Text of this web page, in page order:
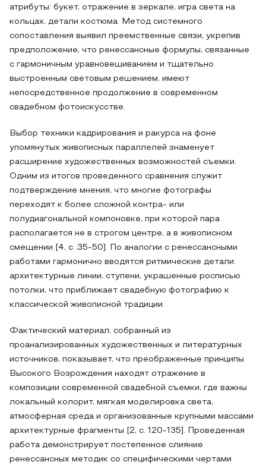
атрибуты: букет, отражение в зеркале, игра света на
кольцах, детали костюма. Метод системного
сопоставления выявил преемственные связи, укрепив
предположение, что ренессансные формулы, связанные
с гармоничным уравновешиванием и тщательно
выстроенным световым решением, имеют
непосредственное продолжение в современном
свадебном фотоискусстве.
Выбор техники кадрирования и ракурса на фоне
упомянутых живописных параллелей знаменует
расширение художественных возможностей съемки.
Одним из итогов проведенного сравнения служит
подтверждение мнения, что многие фотографы
переходят к более сложной контра- или
полудиагональной компоновке, при которой пара
располагается не в строгом центре, а в живописном
смещении [4, с .35-50]. По аналогии с ренессансными
работами гармонично вводятся ритмические детали:
архитектурные линии, ступени, украшенные росписью
потолки, что приближает свадебную фотографию к
классической живописной традиции.
Фактический материал, собранный из
проанализированных художественных и литературных
источников, показывает, что преображенные принципы
Высокого Возрождения находят отражение в
композиции современной свадебной съемки, где важны
локальный колорит, мягкая моделировка света,
атмосферная среда и организованные крупными массами
архитектурные фрагменты [2, с. 120-135]. Проведенная
работа демонстрирует постепенное слияние
ренессансных методик со специфическими чертами